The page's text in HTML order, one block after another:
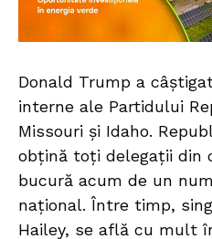
Donald Trump a
interne ale Partidului
Missouri şi Idaho.
obţină toţi delegaţii din
bucură acum de un
naţional. Între timp,
Hailey, se află cu mult